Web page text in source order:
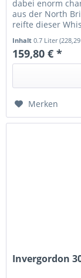
dabei enorm
aus der North
reifte dieser
Inhalt0.7 Liter
159,80 € *
Merken
Invergordon